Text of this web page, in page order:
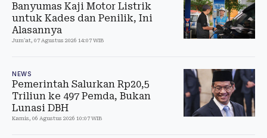
Banyumas Kaji Motor Listrik
untuk Kades dan Penilik, Ini
Alasannya
Jum'at, 07 Agustus 2026 14:07 WIB
NEWS
Pemerintah Salurkan Rp20,5
Triliun ke 497 Pemda, Bukan
Lunasi DBH
Kamis, 06 Agustus 2026 10:07 WIB